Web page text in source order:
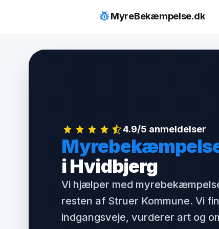
indhold
pest_controlMyreBekæmpelse.dk
4.9/5 anmeldelser
i Hvidbjerg
Vi hjælper med
resten af Struer Kommune. Vi
indgangsveje, vurderer art og